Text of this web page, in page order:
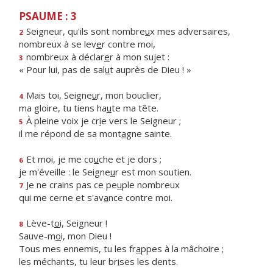
PSAUME : 3
2 Seigneur, qu'ils sont nombreux mes adversaires,
nombreux à se lever contre moi,
3 nombreux à déclarer à mon sujet :
« Pour lui, pas de salut auprès de Dieu ! »
4 Mais toi, Seigneur, mon bouclier,
ma gloire, tu tiens haute ma tête.
5 À pleine voix je crie vers le Seigneur ;
il me répond de sa montagne sainte.
6 Et moi, je me couche et je dors ;
je m'éveille : le Seigneur est mon soutien.
7 Je ne crains pas ce peuple nombreux
qui me cerne et s'avance contre moi.
8 Lève-toi, Seigneur !
Sauve-moi, mon Dieu !
Tous mes ennemis, tu les frappes à la mâchoire ;
les méchants, tu leur brises les dents.